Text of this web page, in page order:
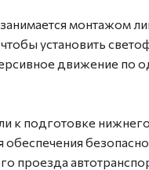
монтажом
установить
движение по
к подготовке
проезда